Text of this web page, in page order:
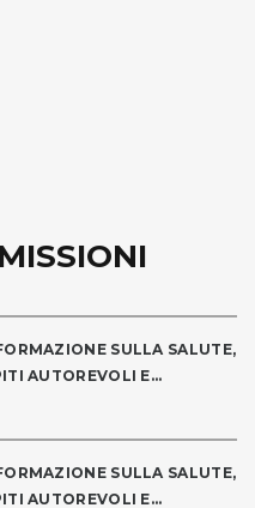
SULLA SALUTE,
AUTOREVOLI E...
SULLA SALUTE,
AUTOREVOLI E...